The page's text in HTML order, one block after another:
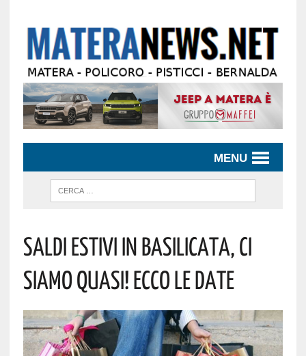
MENU
Saldi Estivi In Basilicata, Ci
Siamo Quasi! Ecco Le Date